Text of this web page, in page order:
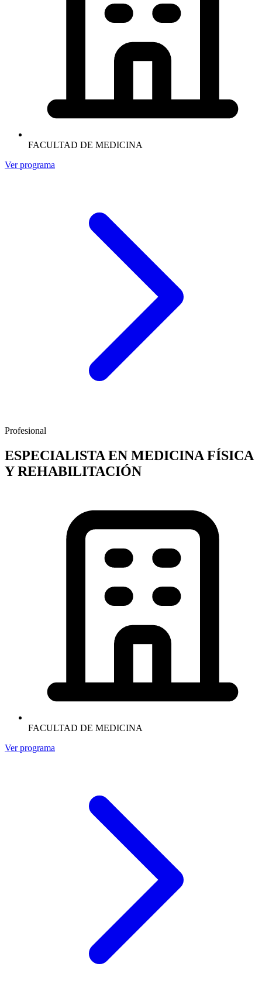
FACULTAD DE MEDICINA
Ver programa
Profesional
ESPECIALISTA EN MEDICINA FÍSICA
Y REHABILITACIÓN
FACULTAD DE MEDICINA
Ver programa